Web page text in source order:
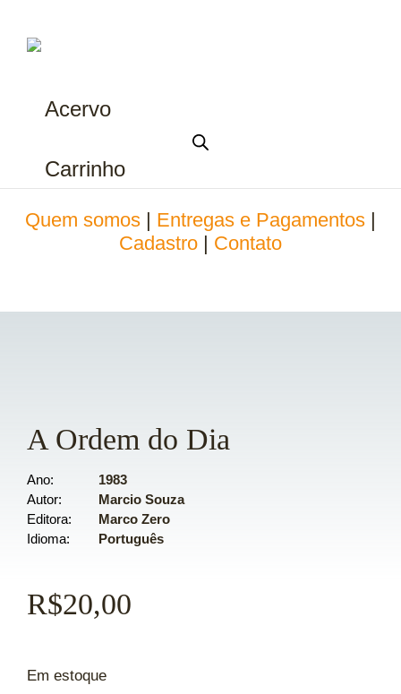
Acervo
Carrinho
Quem somos Entregas e Pagamentos
Cadastro
Contato
A Ordem do Dia
Ano
1983
Autor
Marcio Souza
Editora
Marco Zero
Idioma
Português
R$20,00
Em estoque